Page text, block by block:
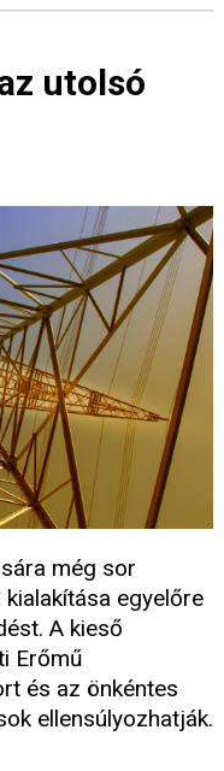
utolsó
még sor
egyelőre
A kieső
Erőmű
és az önkéntes
ellensúlyozhatják.